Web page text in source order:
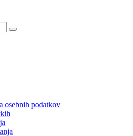
osebnih podatkov